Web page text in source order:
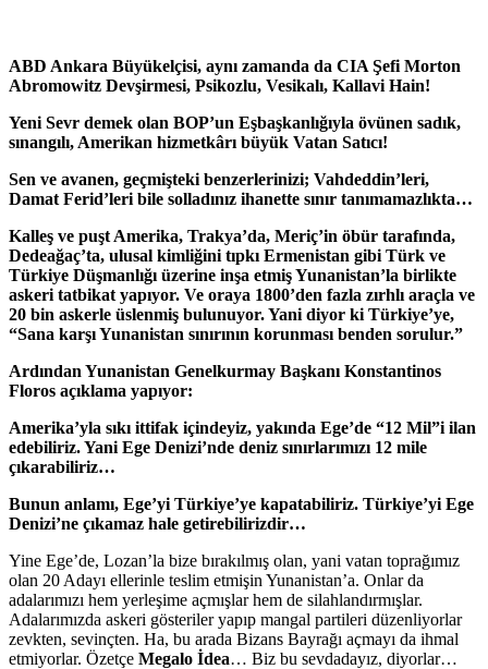
ABD Ankara Büyükelçisi, aynı zamanda da CIA Şefi Morton
Abromowitz Devşirmesi, Psikozlu, Vesikalı, Kallavi Hain!
Yeni Sevr demek olan BOP’un Eşbaşkanlığıyla övünen sadık,
sınangılı, Amerikan hizmetkârı büyük Vatan Satıcı!
Sen ve avanen, geçmişteki benzerlerinizi; Vahdeddin’leri,
Damat Ferid’leri bile solladınız ihanette sınır tanımamazlıkta…
Kalleş ve puşt Amerika, Trakya’da, Meriç’in öbür tarafında,
Dedeağaç’ta, ulusal kimliğini tıpkı Ermenistan gibi Türk ve
Türkiye Düşmanlığı üzerine inşa etmiş Yunanistan’la birlikte
askeri tatbikat yapıyor. Ve oraya 1800’den fazla zırhlı araçla ve
20 bin askerle üslenmiş bulunuyor. Yani diyor ki Türkiye’ye,
“Sana karşı Yunanistan sınırının korunması benden sorulur.”
Ardından Yunanistan Genelkurmay Başkanı Konstantinos
Floros açıklama yapıyor:
Amerika’yla sıkı ittifak içindeyiz, yakında Ege’de “12 Mil”i ilan
edebiliriz. Yani Ege Denizi’nde deniz sınırlarımızı 12 mile
çıkarabiliriz…
Bunun anlamı, Ege’yi Türkiye’ye kapatabiliriz. Türkiye’yi Ege
Denizi’ne çıkamaz hale getirebilirizdir…
Yine Ege’de, Lozan’la bize bırakılmış olan, yani vatan toprağımız
olan 20 Adayı ellerinle teslim etmişin Yunanistan’a. Onlar da
adalarımızı hem yerleşime açmışlar hem de silahlandırmışlar.
Adalarımızda askeri gösteriler yapıp mangal partileri düzenliyorlar
zevkten, sevinçten. Ha, bu arada Bizans Bayrağı açmayı da ihmal
etmiyorlar. Özetçe Megalo İdea… Biz bu sevdadayız, diyorlar…